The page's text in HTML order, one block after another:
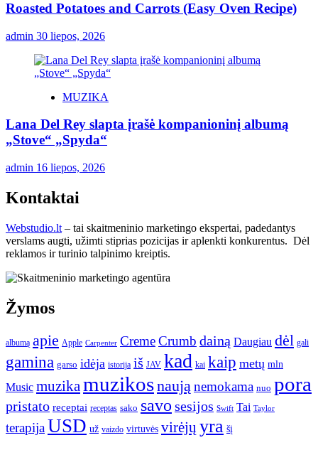
Roasted Potatoes and Carrots (Easy Oven Recipe)
admin 30 liepos, 2026
MUZIKA
Lana Del Rey slapta įrašė kompanioninį albumą
„Stove“ „Spyda“
admin 16 liepos, 2026
Kontaktai
Webstudio.lt – tai skaitmeninio marketingo ekspertai, padedantys
verslams augti, užimti stiprias pozicijas ir aplenkti konkurentus. Dėl
reklamos ir turinio talpinimo kreiptis.
Žymos
albumą apie Apple Carpenter CremeCrumb dainą Daugiau dėl gali
gamina garso idėja istorija iš JAV kad kai kaip metų mln
Music muzikamuzikosnaują nemokama nuo pora
pristato receptai receptas sako savo sesijos Swift Tai Taylor
terapijaUSD už vaizdo virtuvės virėjų yra šį